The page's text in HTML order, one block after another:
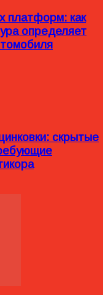
платформ: как
определяет
скрытые